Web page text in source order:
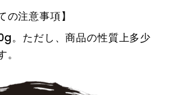
の注意事項】
。ただし、商品の性質上多少